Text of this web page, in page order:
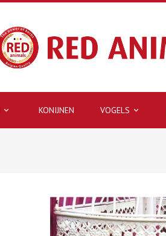
 KONIJNEN 
VOGELS